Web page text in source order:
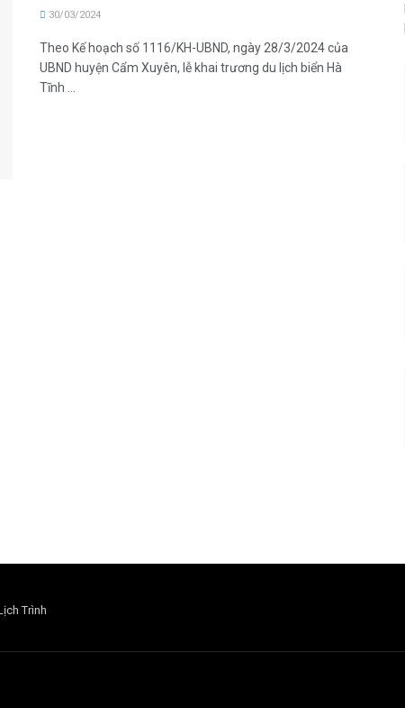
30/03/2024
Theo Kế hoạch số 1116/KH-UBND, ngày 28/3/2024 của
UBND huyện Cẩm Xuyên, lễ khai trương du lịch biển Hà
Tĩnh ...
Trình